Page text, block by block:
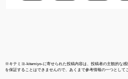
※キテミヨ-kitemiyo-に寄せられた投稿内容は、投稿者の主観的な
を保証することはできませんので、あくまで参考情報の一つとして